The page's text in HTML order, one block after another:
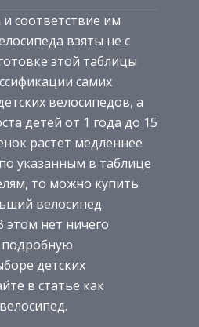
соответствие им
взяты не с
этой таблицы
самих
велосипедов, а
детей от 1 года до 15
растет медленнее
указанным в таблице
то можно купить
велосипед
этом нет ничего
подробную
детских
в статье как